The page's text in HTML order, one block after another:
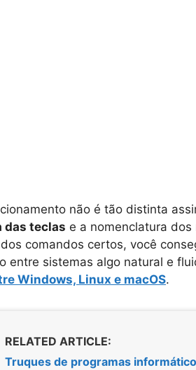
não é tão distinta
das teclas e a nomenclatura
comandos certos, você
entre sistemas algo natural e
Windows, Linux e macOS.
RELATED ARTICLE:
Truques de programas